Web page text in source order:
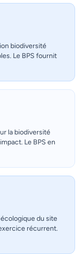
biodiversité
Le BPS fournit
la biodiversité
Le BPS en
du site
récurrent.